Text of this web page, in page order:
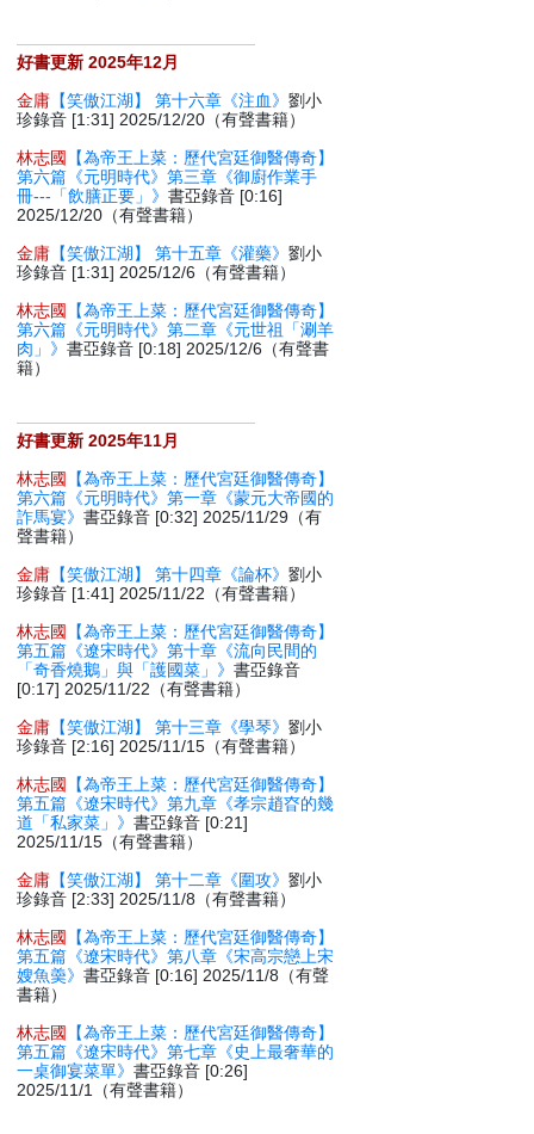
好書更新 2025年12月
金庸 【笑傲江湖】 第十六章《注血》劉小
珍錄音 [1:31] 2025/12/20（有聲書籍）
林志國
【為帝王上菜：歷代宮廷御醫傳奇】
第六篇《元明時代》第三章《御廚作業手
冊---「飲膳正要」》書亞錄音 [0:16]
2025/12/20（有聲書籍）
金庸 【笑傲江湖】 第十五章《灌藥》劉小
珍錄音 [1:31] 2025/12/6（有聲書籍）
林志國
【為帝王上菜：歷代宮廷御醫傳奇】
第六篇《元明時代》第二章《元世祖「涮羊
肉」》書亞錄音 [0:18] 2025/12/6（有聲書
籍）
好書更新 2025年11月
林志國
【為帝王上菜：歷代宮廷御醫傳奇】
第六篇《元明時代》第一章《蒙元大帝國的
詐馬宴》書亞錄音 [0:32] 2025/11/29（有
聲書籍）
金庸 【笑傲江湖】 第十四章《論杯》劉小
珍錄音 [1:41] 2025/11/22（有聲書籍）
林志國
【為帝王上菜：歷代宮廷御醫傳奇】
第五篇《遼宋時代》第十章《流向民間的
「奇香燒鵝」與「護國菜」》書亞錄音
[0:17] 2025/11/22（有聲書籍）
金庸 【笑傲江湖】 第十三章《學琴》劉小
珍錄音 [2:16] 2025/11/15（有聲書籍）
林志國
【為帝王上菜：歷代宮廷御醫傳奇】
第五篇《遼宋時代》第九章《孝宗趙昚的幾
道「私家菜」》書亞錄音 [0:21]
2025/11/15（有聲書籍）
金庸 【笑傲江湖】 第十二章《圍攻》劉小
珍錄音 [2:33] 2025/11/8（有聲書籍）
林志國
【為帝王上菜：歷代宮廷御醫傳奇】
第五篇《遼宋時代》第八章《宋高宗戀上宋
嫂魚羮》書亞錄音 [0:16] 2025/11/8（有聲
書籍）
林志國
【為帝王上菜：歷代宮廷御醫傳奇】
第五篇《遼宋時代》第七章《史上最奢華的
一桌御宴菜單》書亞錄音 [0:26]
2025/11/1（有聲書籍）